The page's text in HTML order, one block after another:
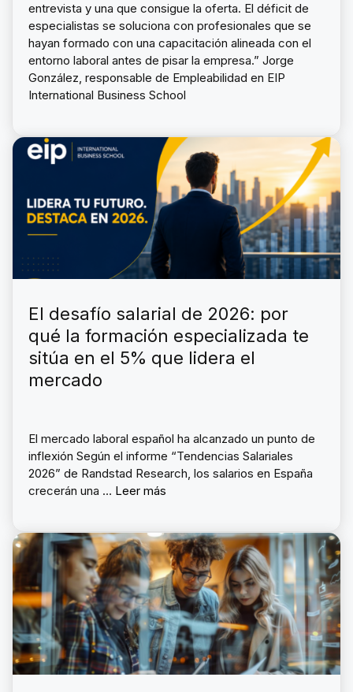
entrevista y una que consigue la oferta. El déficit de
especialistas se soluciona con profesionales que se
hayan formado con una capacitación alineada con el
entorno laboral antes de pisar la empresa.” Jorge
González, responsable de Empleabilidad en EIP
International Business School
El desafío salarial de 2026: por
qué la formación especializada te
sitúa en el 5% que lidera el
mercado
El mercado laboral español ha alcanzado un punto de
inflexión Según el informe “Tendencias Salariales
2026” de Randstad Research, los salarios en España
crecerán una … Leer más